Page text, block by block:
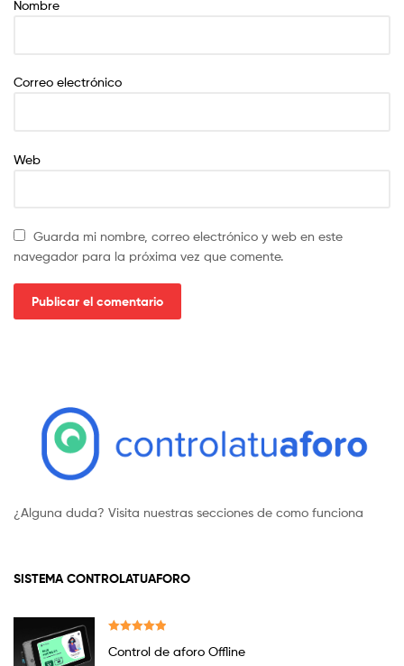
Nombre
Correo electrónico
Web
Guarda mi nombre, correo electrónico y web en este
navegador para la próxima vez que comente.
¿Alguna duda? Visita nuestras secciones de como funciona
SISTEMA CONTROLATUAFORO
2.23de 5
Control de aforo Offline